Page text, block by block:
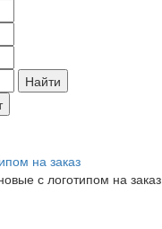
Найти
на заказ
с логотипом на заказ